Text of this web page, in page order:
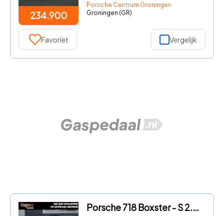
234.900
Porsche Centrum Groningen
Groningen (GR)
Favoriet Vergelijk
Porsche 718 Boxster - S 2.5 Turbo l Sport uitlaat l 350Pk l compleet onderhouden b